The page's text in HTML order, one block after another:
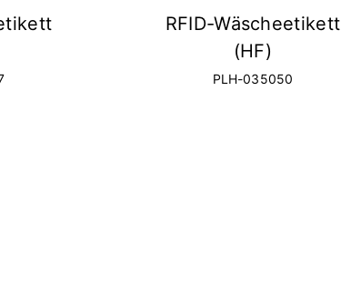
RFID-Wäscheetikett
(HF)
PLH-035050